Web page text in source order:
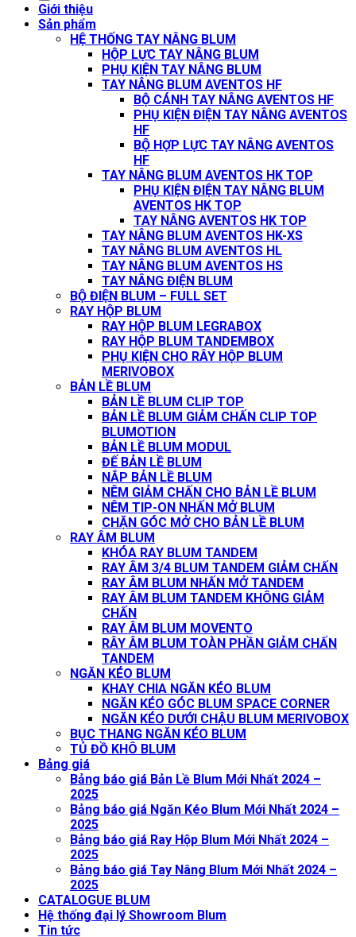
Giới thiệu
Sản phẩm
HỆ THỐNG TAY NÂNG BLUM
HỘP LỰC TAY NÂNG BLUM
PHỤ KIỆN TAY NÂNG BLUM
TAY NÂNG BLUM AVENTOS HF
BỘ CÁNH TAY NÂNG AVENTOS HF
PHỤ KIỆN ĐIỆN TAY NÂNG AVENTOS
HF
BỘ HỢP LỰC TAY NÂNG AVENTOS
HF
TAY NÂNG BLUM AVENTOS HK TOP
PHỤ KIỆN ĐIỆN TAY NÂNG BLUM
AVENTOS HK TOP
TAY NÂNG AVENTOS HK TOP
TAY NÂNG BLUM AVENTOS HK-XS
TAY NÂNG BLUM AVENTOS HL
TAY NÂNG BLUM AVENTOS HS
TAY NÂNG ĐIỆN BLUM
BỘ ĐIỆN BLUM – FULL SET
RAY HỘP BLUM
RAY HỘP BLUM LEGRABOX
RAY HỘP BLUM TANDEMBOX
PHỤ KIỆN CHO RÂY HỘP BLUM
MERIVOBOX
BẢN LỀ BLUM
BẢN LỀ BLUM CLIP TOP
BẢN LỀ BLUM GIẢM CHẤN CLIP TOP
BLUMOTION
BẢN LỀ BLUM MODUL
ĐẾ BẢN LỀ BLUM
NẮP BẢN LỀ BLUM
NÊM GIẢM CHẤN CHO BẢN LỀ BLUM
NÊM TIP-ON NHẤN MỞ BLUM
CHẶN GÓC MỞ CHO BẢN LỀ BLUM
RAY ÂM BLUM
KHÓA RAY BLUM TANDEM
RAY ÂM 3/4 BLUM TANDEM GIẢM CHẤN
RAY ÂM BLUM NHẤN MỞ TANDEM
RAY ÂM BLUM TANDEM KHÔNG GIẢM
CHẤN
RAY ÂM BLUM MOVENTO
RÂY ÂM BLUM TOÀN PHẦN GIẢM CHẤN
TANDEM
NGĂN KÉO BLUM
KHAY CHIA NGĂN KÉO BLUM
NGĂN KÉO GÓC BLUM SPACE CORNER
NGĂN KÉO DƯỚI CHẬU BLUM MERIVOBOX
BỤC THANG NGĂN KÉO BLUM
TỦ ĐỒ KHÔ BLUM
Bảng giá
Bảng báo giá Bản Lề Blum Mới Nhất 2024 –
2025
Bảng báo giá Ngăn Kéo Blum Mới Nhất 2024 –
2025
Bảng báo giá Ray Hộp Blum Mới Nhất 2024 –
2025
Bảng báo giá Tay Nâng Blum Mới Nhất 2024 –
2025
CATALOGUE BLUM
Hệ thống đại lý Showroom Blum
Tin tức